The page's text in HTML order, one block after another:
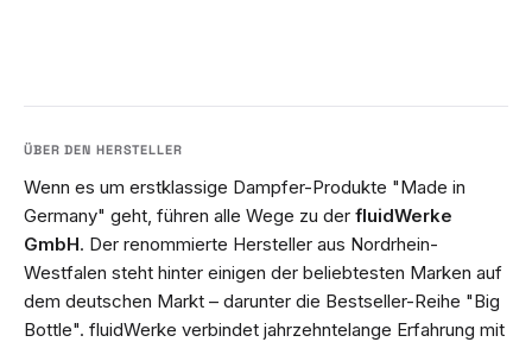
Wenn es um erstklassige Dampfer-Produkte "Made in
Germany" geht, führen alle Wege zu der fluidWerke
GmbH. Der renommierte Hersteller aus Nordrhein-
Westfalen steht hinter einigen der beliebtesten Marken auf
dem deutschen Markt – darunter die Bestseller-Reihe "Big
Bottle". fluidWerke verbindet jahrzehntelange Erfahrung mit